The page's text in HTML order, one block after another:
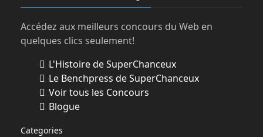
Accédez aux meilleurs concours du Web en
quelques clics seulement!
L'Histoire de SuperChanceux
Le Benchpress de SuperChanceux
Voir tous les Concours
Blogue
Categories